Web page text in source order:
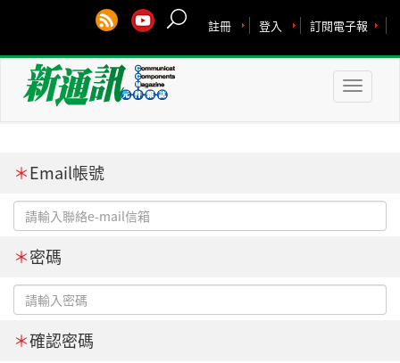
訂閱電子報
登入
註冊
Toggle
＊Email帳號
＊密碼
＊確認密碼